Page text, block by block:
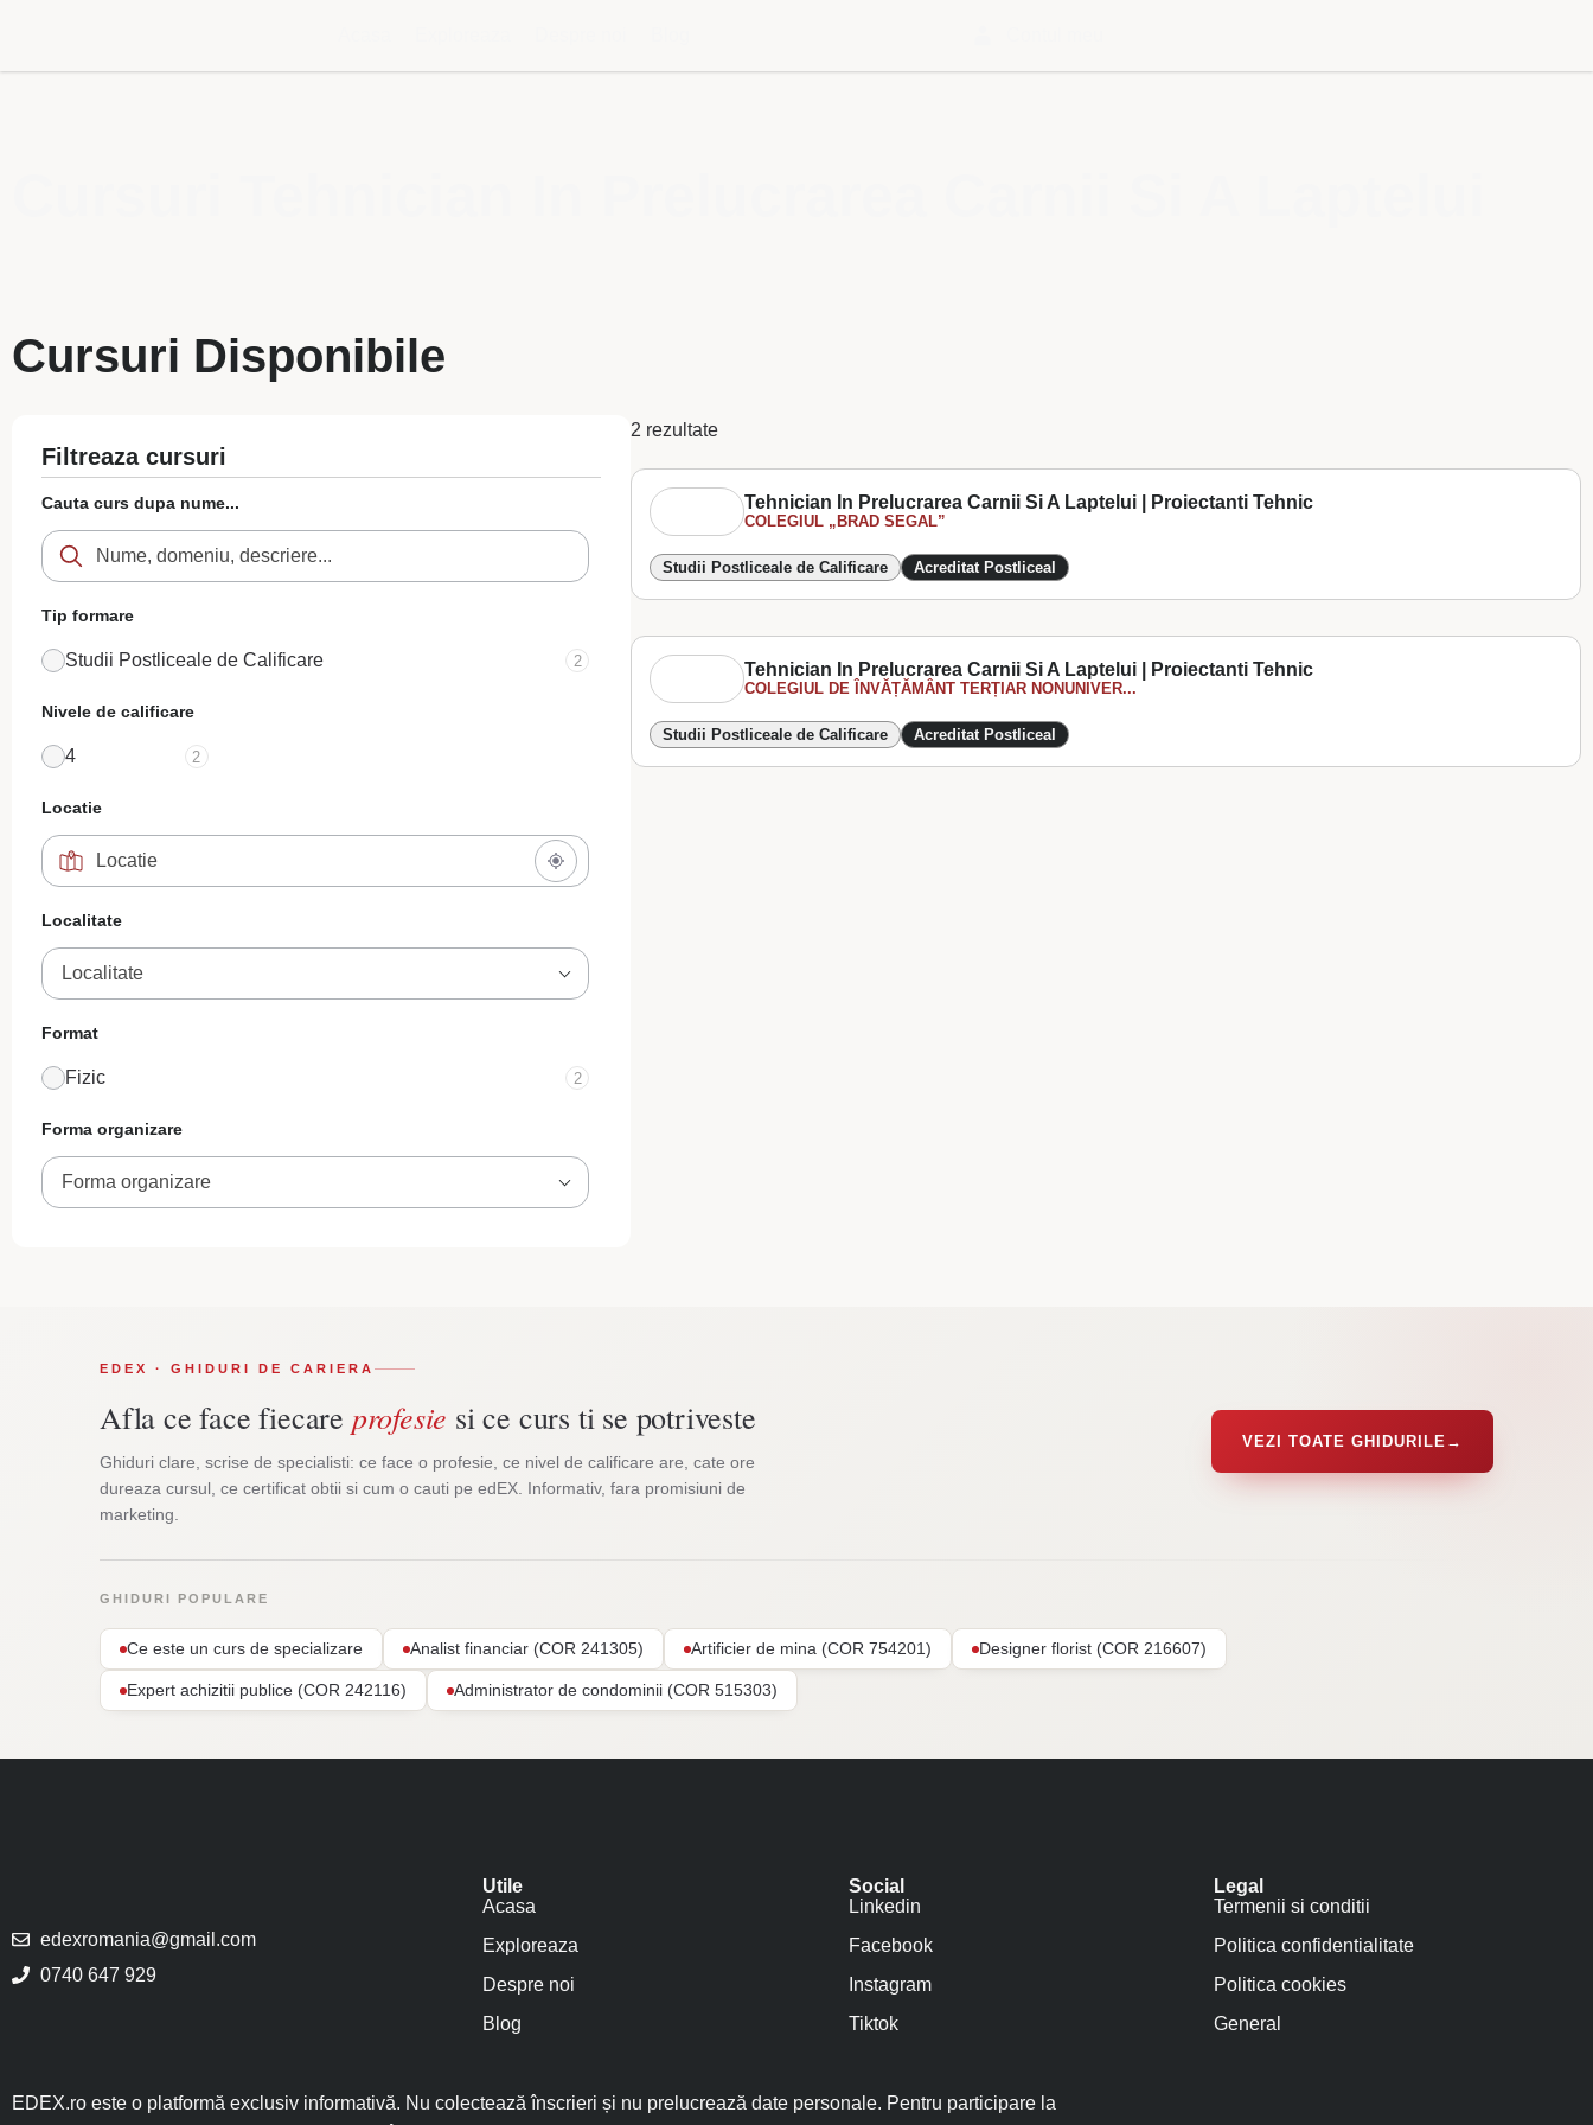
Cursuri Disponibile
Filtreaza cursuri
Cauta curs dupa nume...
Tip formare
Studii Postliceale de Calificare 2
Nivele de calificare
4 2
Locatie
Localitate
Localitate
Format
Fizic 2
Forma organizare
Forma organizare
2 rezultate
Tehnician In Prelucrarea Carnii Si A Laptelui | Proiectanti Tehnic
COLEGIUL „BRAD SEGAL”
Studii Postliceale de Calificare Acreditat Postliceal
Tehnician In Prelucrarea Carnii Si A Laptelui | Proiectanti Tehnic
COLEGIUL DE ÎNVĂȚĂMÂNT TERȚIAR NONUNIVER...
Studii Postliceale de Calificare Acreditat Postliceal
EDEX · GHIDURI DE CARIERA
Afla ce face fiecare profesie si ce curs ti se potriveste
Ghiduri clare, scrise de specialisti: ce face o profesie, ce nivel de calificare are, cate ore
dureaza cursul, ce certificat obtii si cum o cauti pe edEX. Informativ, fara promisiuni de
marketing.
VEZI TOATE GHIDURILE →
GHIDURI POPULARE
Ce este un curs de specializare Analist financiar (COR 241305) Artificier de mina (COR 754201) Designer florist (COR 216607)
Expert achizitii publice (COR 242116) Administrator de condominii (COR 515303)
edexromania@gmail.com
0740 647 929
Utile
Acasa
Exploreaza
Despre noi
Blog
Social
Linkedin
Facebook
Instagram
Tiktok
Legal
Termenii si conditii
Politica confidentialitate
Politica cookies
General
EDEX.ro este o platformă exclusiv informativă. Nu colectează înscrieri și nu prelucrează date personale. Pentru participare la